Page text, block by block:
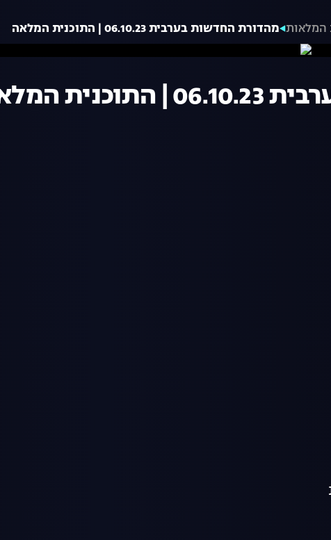
המלאות מהדורת החדשות בערבית 06.10.23 | התוכנית המלאה
המלאה